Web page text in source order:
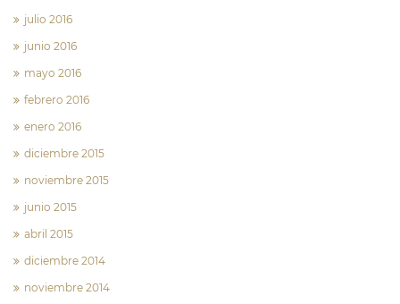
julio 2016
junio 2016
mayo 2016
febrero 2016
enero 2016
diciembre 2015
noviembre 2015
junio 2015
abril 2015
diciembre 2014
noviembre 2014